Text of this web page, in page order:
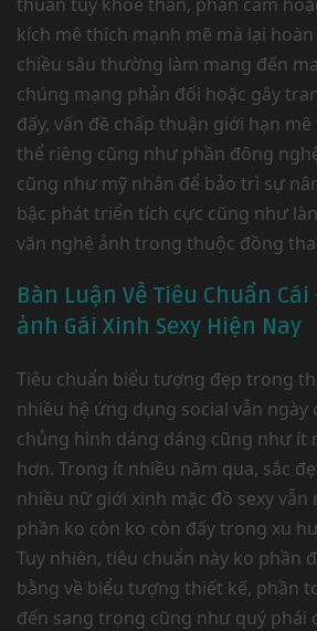
kích mê thích mạnh mẽ mà lại
chiều sâu thường làm mang đến
chúng mạng phản đối hoặc gây
đấy, vấn đề chấp thuận giới hạn
thể riêng cũng như phần đông
cũng như mỹ nhân để bảo trì sự
bậc phát triển tích cực cũng như
văn nghệ ảnh trong thuộc đồng
Bàn Luận Về Tiêu Chuẩn
ảnh Gái Xinh Sexy Hiện Nay
Tiêu chuẩn biểu tượng đẹp trong
nhiều hệ ứng dụng social vẫn ngày
chủng hình dáng dáng cũng như ít
hơn. Trong ít nhiều năm qua, sắc
nhiều nữ giới xinh mặc đồ sexy
phần ko còn ko còn đấy trong xu
Tuy nhiên, tiêu chuẩn này ko phần
bằng về biểu tượng thiết kế, phần
đến sang trọng cũng như quý phái